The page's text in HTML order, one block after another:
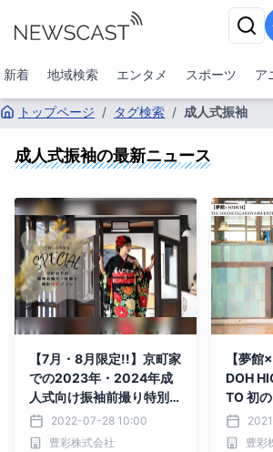
新着 地域検索 エンタメ スポーツ ア
トップページ / タグ検索 / 成人式振袖
成人式振袖の最新ニュース
【7月・8月限定!!】京町家
での2023年・2024年成
人式向け振袖前撮り特別プ
ランリリース
2022-07-28 10:00
豊彩株式会社
【夢館
DOH
TO 初
撮影プ
始
豊彩